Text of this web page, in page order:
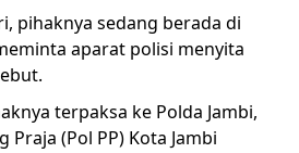
pihaknya sedang berada di
aparat polisi menyita
terpaksa ke Polda Jambi,
Praja (Pol PP) Kota Jambi